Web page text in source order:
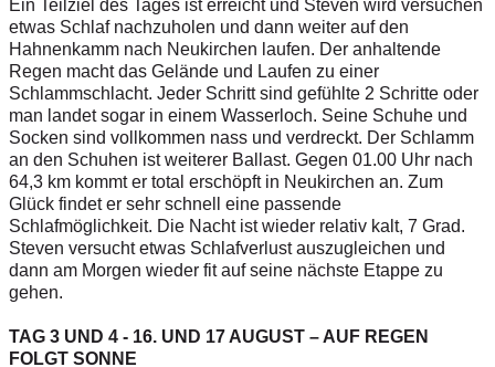
Ein Teilziel des Tages ist erreicht und Steven wird versuchen
etwas Schlaf nachzuholen und dann weiter auf den
Hahnenkamm nach Neukirchen laufen. Der anhaltende
Regen macht das Gelände und Laufen zu einer
Schlammschlacht. Jeder Schritt sind gefühlte 2 Schritte oder
man landet sogar in einem Wasserloch. Seine Schuhe und
Socken sind vollkommen nass und verdreckt. Der Schlamm
an den Schuhen ist weiterer Ballast. Gegen 01.00 Uhr nach
64,3 km kommt er total erschöpft in Neukirchen an. Zum
Glück findet er sehr schnell eine passende
Schlafmöglichkeit. Die Nacht ist wieder relativ kalt, 7 Grad.
Steven versucht etwas Schlafverlust auszugleichen und
dann am Morgen wieder fit auf seine nächste Etappe zu
gehen.
TAG 3 UND 4 - 16. UND 17 AUGUST – AUF REGEN
FOLGT SONNE